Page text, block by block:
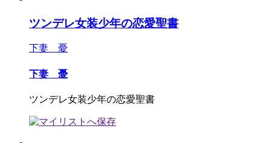
ツンデレ女装少年の恋愛聖書
下妻 憂
下妻 憂
ツンデレ女装少年の恋愛聖書